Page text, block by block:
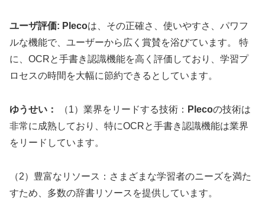
ユーザ評価: Plecoは、その正確さ、使いやすさ、パワフ
ルな機能で、ユーザーから広く賞賛を浴びています。 特
に、OCRと手書き認識機能を高く評価しており、学習プ
ロセスの時間を大幅に節約できるとしています。
ゆうせい： （1）業界をリードする技術： Plecoの技術は
非常に成熟しており、特にOCRと手書き認識機能は業界
をリードしています。
（2）豊富なリソース：さまざまな学習者のニーズを満た
すため、多数の辞書リソースを提供しています。